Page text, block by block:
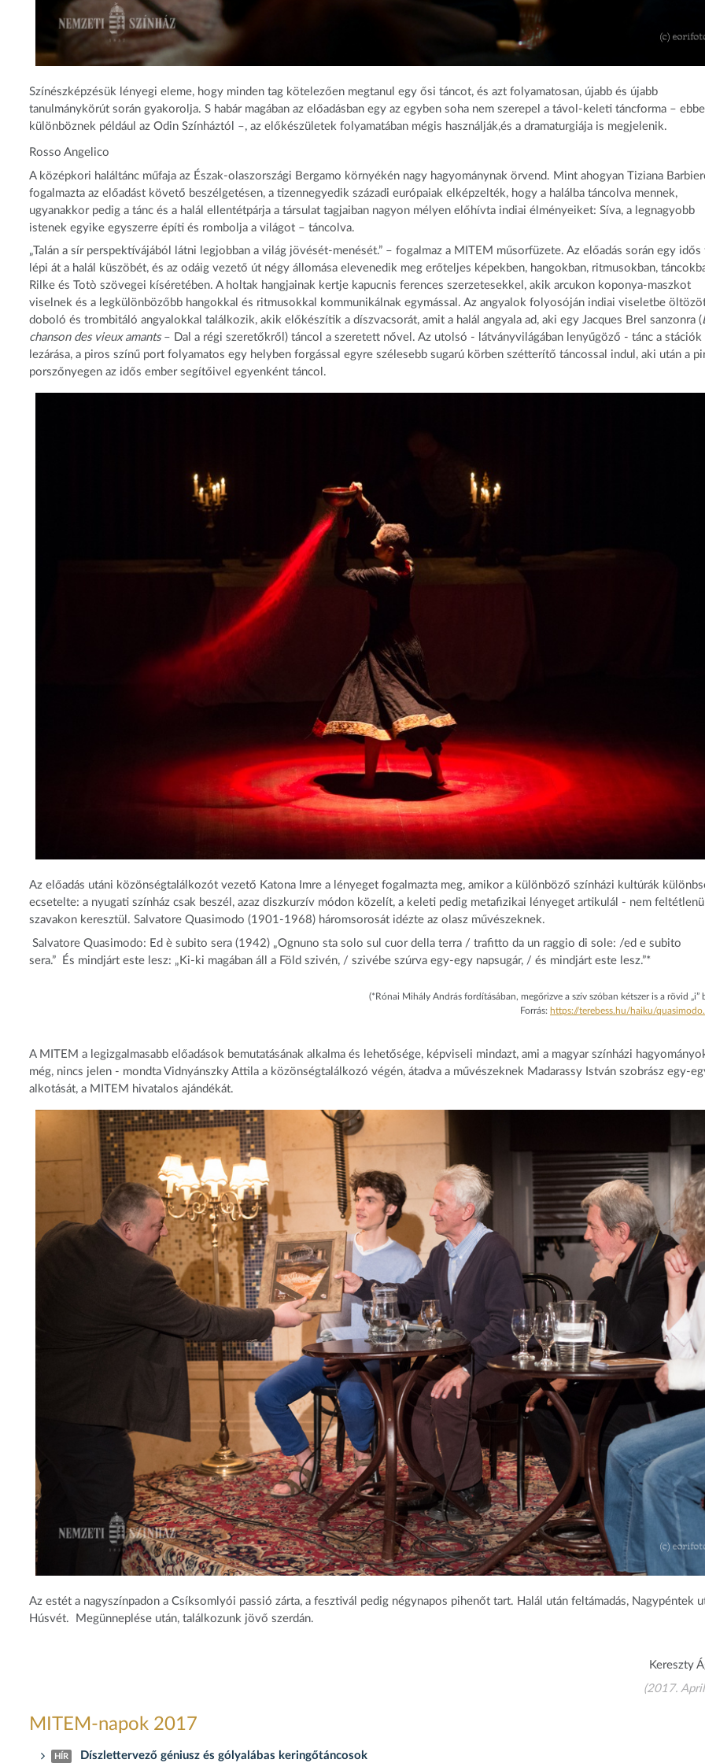
Színészképzésük lényegi eleme, hogy minden tag kötelezően megtanul egy ősi táncot, és azt folyamatosan, újabb és újabb
tanulmánykörút során gyakorolja. S habár magában az előadásban egy az egyben soha nem szerepel a távol-keleti táncforma –
különböznek például az Odin Színháztól –, az előkészületek folyamatában mégis használják,és a dramaturgiája is megjelenik.
Rosso Angelico
A középkori haláltánc műfaja az Észak-olaszországi Bergamo környékén nagy hagyománynak örvend. Mint ahogyan Tiziana
fogalmazta az előadást követő beszélgetésen, a tizennegyedik századi európaiak elképzelték, hogy a halálba táncolva mennek,
ugyanakkor pedig a tánc és a halál ellentétpárja a társulat tagjaiban nagyon mélyen előhívta indiai élményeiket: Síva, a legnagyobb
istenek egyike egyszerre építi és rombolja a világot – táncolva.
„Talán a sír perspektívájából látni legjobban a világ jövését-menését.” – fogalmaz a MITEM műsorfüzete. Az előadás során egy
lépi át a halál küszöbét, és az odáig vezető út négy állomása elevenedik meg erőteljes képekben, hangokban, ritmusokban,
Rilke és Totò szövegei kíséretében. A holtak hangjainak kertje kapucnis ferences szerzetesekkel, akik arcukon koponya-maszkot
viselnek és a legkülönbözőbb hangokkal és ritmusokkal kommunikálnak egymással. Az angyalok folyosóján indiai viseletbe
doboló és trombitáló angyalokkal találkozik, akik előkészítik a díszvacsorát, amit a halál angyala ad, aki egy Jacques Brel sanzonra (
chanson des vieux amants– Dal a régi szeretőkről) táncol a szeretett nővel. Az utolsó - látványvilágában lenyűgöző - tánc a stációk
lezárása, a piros színű port folyamatos egy helyben forgással egyre szélesebb sugarú körben szétterítő táncossal indul, aki után a
porszőnyegen az idős ember segítőivel egyenként táncol.
Az előadás utáni közönségtalálkozót vezető Katona Imre a lényeget fogalmazta meg, amikor a különböző színházi kultúrák
ecsetelte: a nyugati színház csak beszél, azaz diszkurzív módon közelít, a keleti pedig metafizikai lényeget artikulál - nem
szavakon keresztül. Salvatore Quasimodo (1901-1968) háromsorosát idézte az olasz művészeknek.
Salvatore Quasimodo: Ed è subito sera (1942) „Ognuno sta solo sul cuor della terra / trafitto da un raggio di sole: /ed e subito
sera.” És mindjárt este lesz: „Ki-ki magában áll a Föld szivén, / szivébe szúrva egy-egy napsugár, / és mindjárt este lesz.”*
(*Rónai Mihály András fordításában, megőrizve a szív szóban kétszer is a rövid „i”
Forrás: https://terebess.hu/haiku/
A MITEM a legizgalmasabb előadások bemutatásának alkalma és lehetősége, képviseli mindazt, ami a magyar színházi
még, nincs jelen - mondta Vidnyánszky Attila a közönségtalálkozó végén, átadva a művészeknek Madarassy István szobrász egy-
alkotását, a MITEM hivatalos ajándékát.
Az estét a nagyszínpadon a Csíksomlyói passió zárta, a fesztivál pedig négynapos pihenőt tart. Halál után feltámadás, Nagypéntek
Húsvét. Megünneplése után, találkozunk jövő szerdán.
Kereszty
(2017.
MITEM-napok 2017
HÍR Díszlettervező géniusz és gólyalábas keringőtáncosok